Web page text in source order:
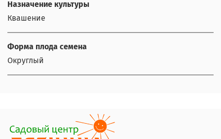
Назначение культуры
Квашение
Форма плода семена
Округлый